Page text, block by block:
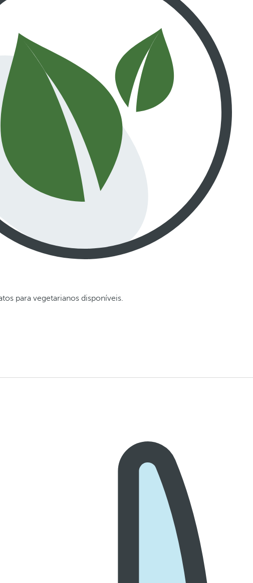
para vegetarianos disponíveis.